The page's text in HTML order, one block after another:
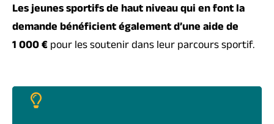
Les jeunes sportifs de haut niveau qui en font la
demande bénéficient également d’une aide de
1 000 €pour les soutenir dans leur parcours sportif.